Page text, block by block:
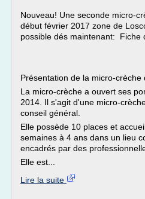
Nouveau! Une seconde micro-
début février 2017 zone de
possible dés maintenant: Fiche
Présentation de la micro-crèche
La micro-crèche a ouvert ses
2014. Il s'agit d'une micro-
conseil général.
Elle possède 10 places et
semaines à 4 ans dans un lieu
encadrés par des
Elle est...
Lire la suite